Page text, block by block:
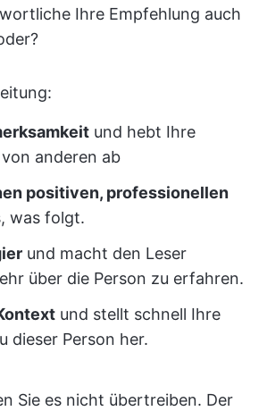
Ihre Empfehlung auch
und hebt Ihre
anderen ab
positiven, professionellen
was folgt.
und macht den Leser
über die Person zu erfahren.
und stellt schnell Ihre
dieser Person her.
Sie es nicht übertreiben. Der